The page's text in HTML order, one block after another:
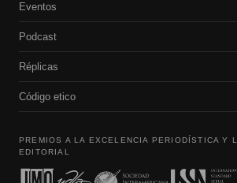
Eventos
Podcast
Réplicas
Código etico
PREMIOS A LA EXCELENCIA PERIODÍSTICA Y
EDITORIAL